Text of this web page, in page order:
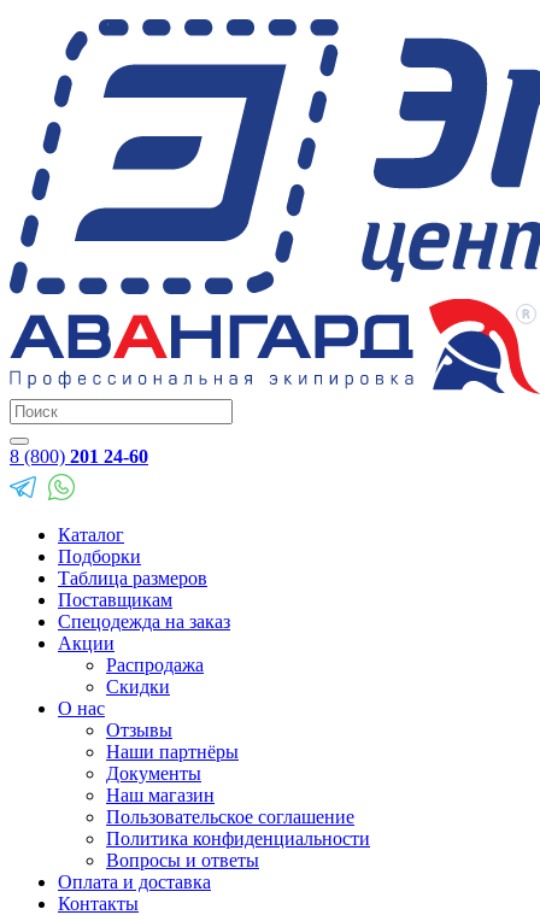
8 (800) 201 24-60
Каталог
Подборки
Таблица размеров
Поставщикам
Спецодежда на заказ
Акции
Распродажа
Скидки
О нас
Отзывы
Наши партнёры
Документы
Наш магазин
Пользовательское соглашение
Политика конфиденциальности
Вопросы и ответы
Оплата и доставка
Контакты